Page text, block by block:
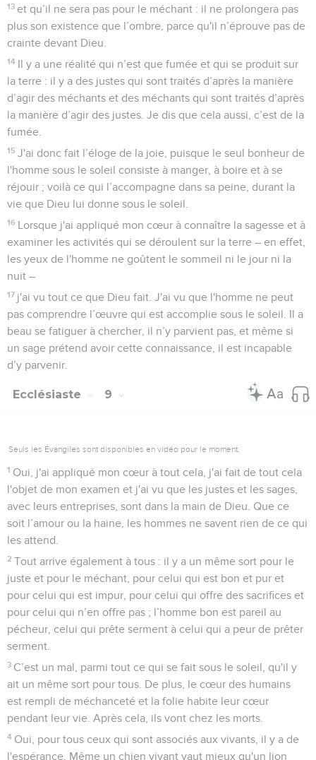
13 et qu’il ne sera pas pour le méchant : il ne prolongera pas
plus son existence que l’ombre, parce qu'il n’éprouve pas de
crainte devant Dieu.
14 Il y a une réalité qui n’est que fumée et qui se produit sur
la terre : il y a des justes qui sont traités d’après la manière
d’agir des méchants et des méchants qui sont traités d’après
la manière d’agir des justes. Je dis que cela aussi, c’est de la
fumée.
15 J'ai donc fait l’éloge de la joie, puisque le seul bonheur de
l'homme sous le soleil consiste à manger, à boire et à se
réjouir ; voilà ce qui l’accompagne dans sa peine, durant la
vie que Dieu lui donne sous le soleil.
16 Lorsque j'ai appliqué mon cœur à connaître la sagesse et à
examiner les activités qui se déroulent sur la terre – en effet,
les yeux de l'homme ne goûtent le sommeil ni le jour ni la
nuit –
17 j'ai vu tout ce que Dieu fait. J'ai vu que l'homme ne peut
pas comprendre l’œuvre qui est accomplie sous le soleil. Il a
beau se fatiguer à chercher, il n’y parvient pas, et même si
un sage prétend avoir cette connaissance, il est incapable
d’y parvenir.
Ecclésiaste 9
Seuls les Évangiles sont disponibles en vidéo pour le moment.
1 Oui, j'ai appliqué mon cœur à tout cela, j'ai fait de tout cela
l'objet de mon examen et j'ai vu que les justes et les sages,
avec leurs entreprises, sont dans la main de Dieu. Que ce
soit l’amour ou la haine, les hommes ne savent rien de ce qui
les attend.
2 Tout arrive également à tous : il y a un même sort pour le
juste et pour le méchant, pour celui qui est bon et pur et
pour celui qui est impur, pour celui qui offre des sacrifices et
pour celui qui n’en offre pas ; l’homme bon est pareil au
pécheur, celui qui prête serment à celui qui a peur de prêter
serment.
3 C’est un mal, parmi tout ce qui se fait sous le soleil, qu'il y
ait un même sort pour tous. De plus, le cœur des humains
est rempli de méchanceté et la folie habite leur cœur
pendant leur vie. Après cela, ils vont chez les morts.
4 Oui, pour tous ceux qui sont associés aux vivants, il y a de
l'espérance. Même un chien vivant vaut mieux qu'un lion